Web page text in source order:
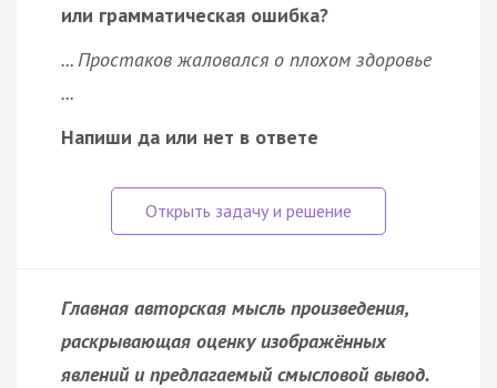
или грамматическая ошибка?
... Простаков жаловался о плохом здоровье
...
Напиши да или нет в ответе
Главная авторская мысль произведения,
раскрывающая оценку изображённых
явлений и предлагаемый смысловой вывод.